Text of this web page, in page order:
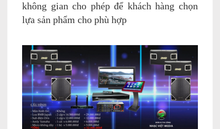
không gian cho phép để khách hàng chọn
lựa sản phẩm cho phù hợp